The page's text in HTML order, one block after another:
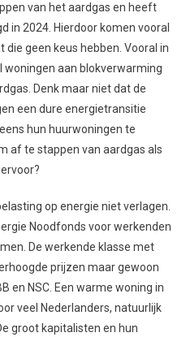
van het aardgas en heeft
in 2024. Hierdoor komen vooral
geen keus hebben. Vooral in
aan blokverwarming
Denk maar niet dat de
een dure energietransitie
hun huurwoningen te
af te stappen van aardgas als
op energie niet verlagen.
Noodfonds voor werkenden
De werkende klasse met
prijzen maar gewoon
en NSC. Een warme woning in
veel Nederlanders, natuurlijk
groot kapitalisten en hun